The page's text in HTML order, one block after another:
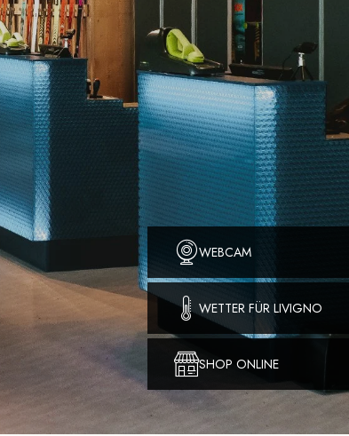
WEBCAM
WETTER FÜR LIVIGNO
SHOP ONLINE